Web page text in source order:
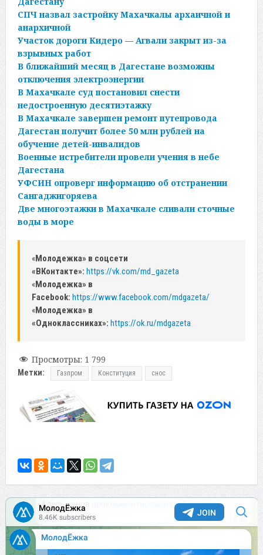
СПЧ назвал застройку Махачкалы архаичной и
анархичной
Участок дороги Кидеро — Агвали закрыт из-за
взрывных работ
В ближайший месяц в Дагестане возможны
отключения электроэнергии
В Махачкале суд постановил снести
недостроенную десятиэтажку
В Махачкале завершен ремонт путепровода
Дагестан получит более 50 млн рублей на
обучение детей-инвалидов
Военные истребители провели учения в небе
Дагестана
УФСИН опроверг информацию об отстранении
Сангаджигоряева
Две многоэтажки в Махачкале сливали сточные
воды в море
«Молодежка» в соцсети
«ВКонтакте»: https://vk.com/md_gazeta
«Молодежка» в
Facebook: https://www.facebook.com/mdgazeta/
«Молодежка» в
«Одноклассниках»: https://ok.ru/mdgazeta
Просмотры: 1 799
Метки: Газпром Конституция снос